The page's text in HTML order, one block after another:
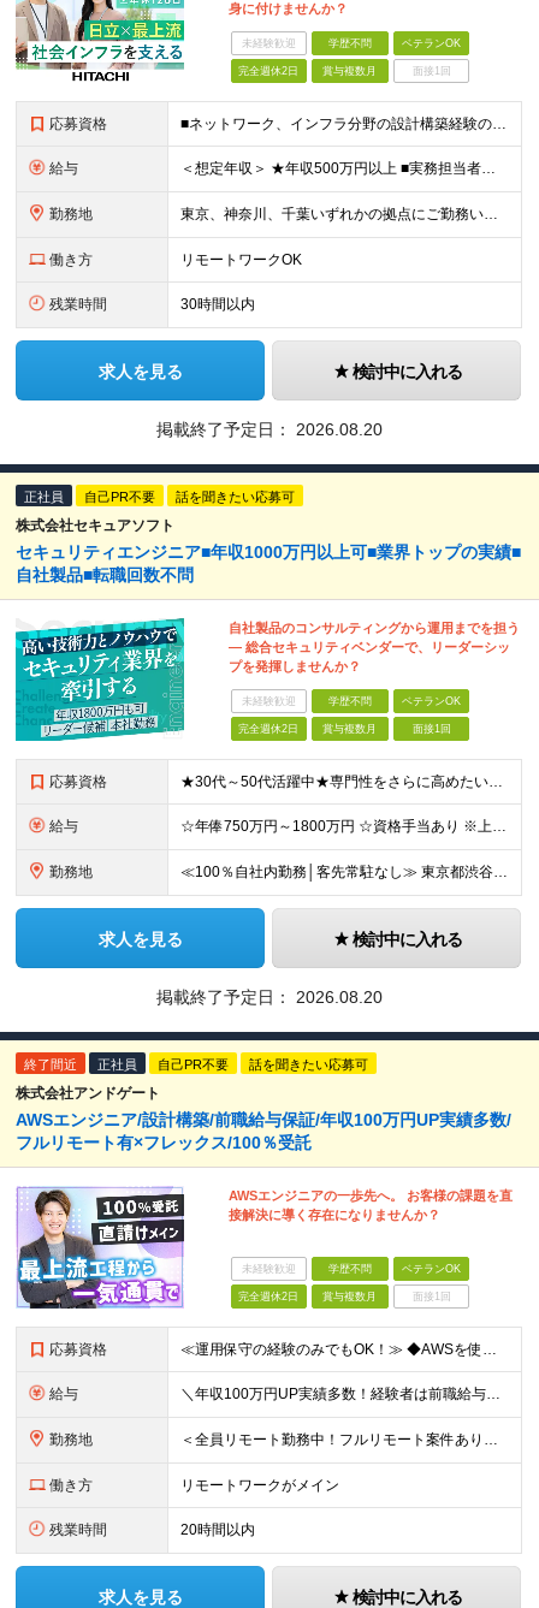
身に付けませんか？
未経験歓迎 学歴不問 ベテランOK
完全週休2日 賞与複数月 面接1回
応募資格 ■ネットワーク、インフラ分野の設計構築経験のある方 ■学歴不問
給与 ＜想定年収＞ ★年収500万円以上 ■実務担当者クラス：511万-544万 ■主任・サブリーダークラス：629万-750万 ※上記には住宅手当など福利厚生に関する手当は含まず 月給25万円～月給32
勤務地 東京、神奈川、千葉いずれかの拠点にご勤務いただきます。 ※配属先は希望を考慮して決定します 【東京】 東京都品川区東品川四丁目12番6号 日立シーサイドキャナルタワー6F 【神奈川】 神奈川県川崎市
働き方 リモートワークOK
残業時間 30時間以内
求人を見る 検討中に入れる
掲載終了予定日： 2026.08.20
正社員 自己PR不要 話を聞きたい応募可
株式会社セキュアソフト
セキュリティエンジニア■年収1000万円以上可■業界トップの実績■
自社製品■転職回数不問
自社製品のコンサルティングから運用までを担う
― 総合セキュリティベンダーで、リーダーシッ
プを発揮しませんか？
未経験歓迎 学歴不問 ベテランOK
完全週休2日 賞与複数月 面接1回
応募資格 ★30代～50代活躍中★専門性をさらに高めたい方に ■ネットワーク・サーバー設計・構築経験が5年以上ある方 ■セキュリティ分野での設計・構築・運用保守経験が3年以上ある方 ■学歴不問 ＼転職回数は
給与 ☆年俸750万円～1800万円 ☆資格手当あり ※上記金額を12分割した金額を支給します ※固定残業手当(45時間/月、156,800円～)を含む。超過分は別途支給します。 ※試用期間は3か月（試用
勤務地 ≪100％自社内勤務│客先常駐なし≫ 東京都渋谷区千駄ヶ谷5丁目31番11号 住友不動産新宿南口ビル16階 ※（変更の範囲）上記を除く当社関連勤務地
求人を見る 検討中に入れる
掲載終了予定日： 2026.08.20
終了間近 正社員 自己PR不要 話を聞きたい応募可
株式会社アンドゲート
AWSエンジニア/設計構築/前職給与保証/年収100万円UP実績多数/
フルリモート有×フレックス/100％受託
AWSエンジニアの一歩先へ。 お客様の課題を直
接解決に導く存在になりませんか？
未経験歓迎 学歴不問 ベテランOK
完全週休2日 賞与複数月 面接1回
応募資格 ≪運用保守の経験のみでもOK！≫ ◆AWSを使用したことがある方 ◆学歴不問 【こんな方をお待ちしています！】 ■常に新しい仕組みやテクノロジーを模索したい方 ■AWSを使い倒してスキルアップしたい
給与 ＼年収100万円UP実績多数！経験者は前職給与保証／ ★想定年収400～800万円 ※ご経験・スキル・資格を考慮して決定します 月給29.1万円～＋テレワーク手当2万円＋賞与年2回 ※上記金額には固
勤務地 ＜全員リモート勤務中！フルリモート案件あり＞ 本社：東京都中央区銀座2-14-4 銀座スクエア8F ★リモートができるため、地方在住者も3割ほどいます！ ★フルリモートの場合でも、必要に応じて月
働き方 リモートワークがメイン
残業時間 20時間以内
求人を見る 検討中に入れる